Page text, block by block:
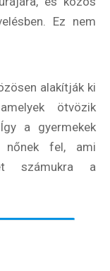
Ez nem
alakítják ki
ötvözik
a gyermekek
nőnek fel, ami
számukra a